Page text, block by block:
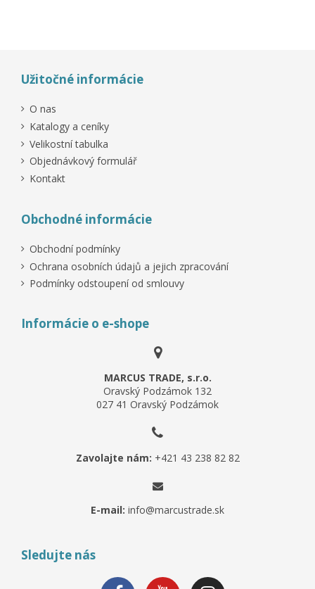
Užitočné informácie
O nas
Katalogy a ceníky
Velikostní tabulka
Objednávkový formulář
Kontakt
Obchodné informácie
Obchodní podmínky
Ochrana osobních údajů a jejich zpracování
Podmínky odstoupení od smlouvy
Informácie o e-shope
MARCUS TRADE, s.r.o.
Oravský Podzámok 132
027 41 Oravský Podzámok
Zavolajte nám: +421 43 238 82 82
E-mail: info@marcustrade.sk
Sledujte nás